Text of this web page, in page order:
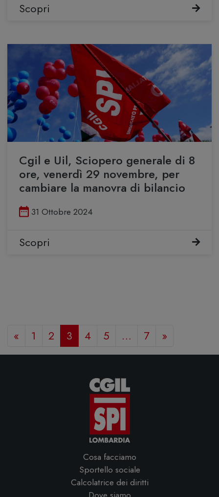
Scopri
Cgil e Uil, Sciopero generale di 8
ore, venerdì 29 novembre, per
cambiare la manovra di bilancio
Pubblicato il
31 Ottobre 2024
Scopri
« 1 2 3 4 5 … 7 »
Cosa facciamo
Sportello sociale
Calcolatrice dei diritti